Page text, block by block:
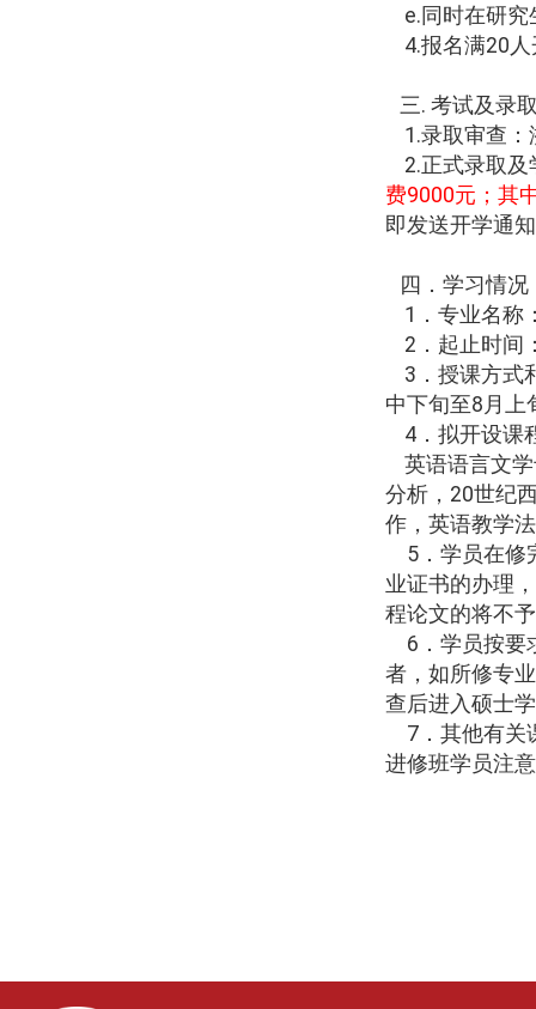
e.同时在研
4.报名满20
三. 考试及录
1.录取审查：
2.正式录取
费9000元；其
即发送开学通
四．学习情况
1 ．专业名
2 ．起止时间
3 ．授课方
中下旬至8月上
4 ．拟开设
英语语言文
分析， 20世纪
作，英语教学
5 ．学员在
业证书的办理
程论文的将不
6 ．学员按
者，如所修专
查后进入硕士
7 ．其他有
进修班学员注